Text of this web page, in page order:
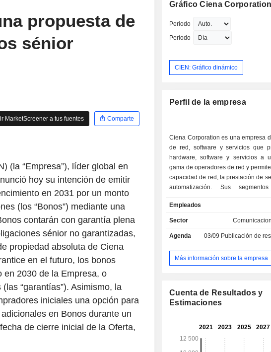
propuesta de
sénior
MarketScreener a tus fuentes
Comparte
(la “Empresa”), líder global en
hoy su intención de emitir
en 2031 por un monto
(los “Bonos”) mediante una
contarán con garantía plena
sénior no garantizadas,
propiedad absoluta de Ciena
en el futuro, los bonos
en 2030 de la Empresa, o
“garantías”). Asimismo, la
iniciales una opción para
en Bonos durante un
de cierre inicial de la Oferta,
Gráfico Ciena Corporation
Periodo
Período
CIEN: Gráfico dinámico
Perfil de la empresa
Ciena Corporation es una empresa
de red, software y servicios que
hardware, software y servicios a
gama de operadores de red y
capacidad de red, la prestación de
automatización. Sus
plataforma, Software y
automatización Blue Planet y
está formado por las carteras de
Software and Services que
herramientas y aplicaciones de
gestionar sus redes. Blue Planet
Software and Services incluye
multidominio, orquestación
optimización y análisis de
aseguramiento y análisis unificados
Empleados
Sector
Agenda 03/09 Publicación de
Más información sobre la empresa
Cuenta de Resultados y
Estimaciones